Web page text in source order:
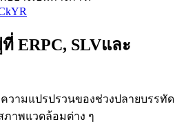
ERPC, SLVและ
วามแปรปรวนของช่วงปลายบรรทัด
ภาพแวดล้อมต่าง ๆ